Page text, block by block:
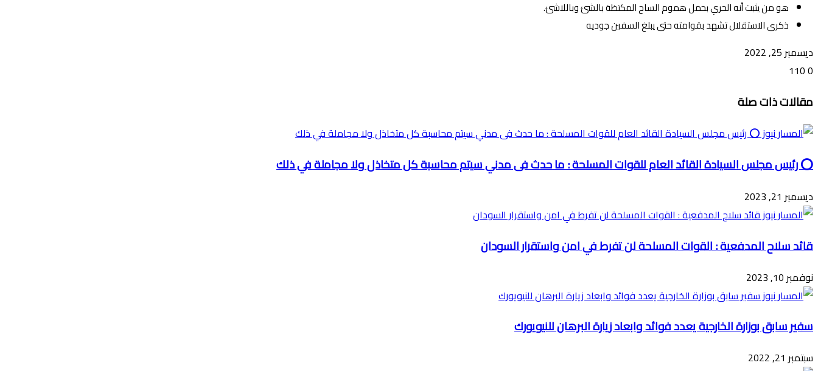
هو من يثبت أنه الحري بحمل هموم الساح المكتظة بالشئ وباللاشئ.
ذكرى الاستقلال تشهد بقوامته حتى يبلغ السفين جوديه
ديسمبر 25, 2022
0
عبر
البريد
مقالات ذات صلة
⭕ رئيس مجلس السيادة القائد العام للقوات المسلحة : ما حدث فى مدني سيتم محاسبة كل متخاذل ولا مجاملة في ذلك
ديسمبر 21, 2023
قائد سلاح المدفعية : القوات المسلحة لن تفرط في امن واستقرار السودان
نوفمبر 10, 2023
سفير سابق بوزارة الخارجية يعدد فوائد وابعاد زيارة البرهان للنيويورك
سبتمبر 21, 2022